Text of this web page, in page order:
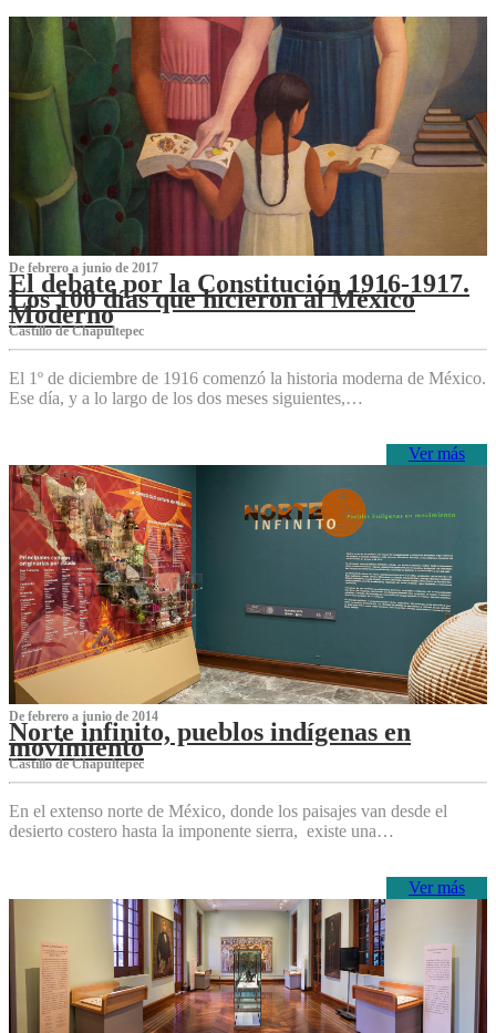
De febrero a junio de 2017
El debate por la Constitución 1916-1917.
Los 100 días que hicieron al México
Moderno
Castillo de Chapultepec
El 1º de diciembre de 1916 comenzó la historia moderna de México.
Ese día, y a lo largo de los dos meses siguientes,…
Ver más
De febrero a junio de 2014
Norte infinito, pueblos indígenas en
movimiento
Castillo de Chapultepec
En el extenso norte de México, donde los paisajes van desde el
desierto costero hasta la imponente sierra, existe una…
Ver más